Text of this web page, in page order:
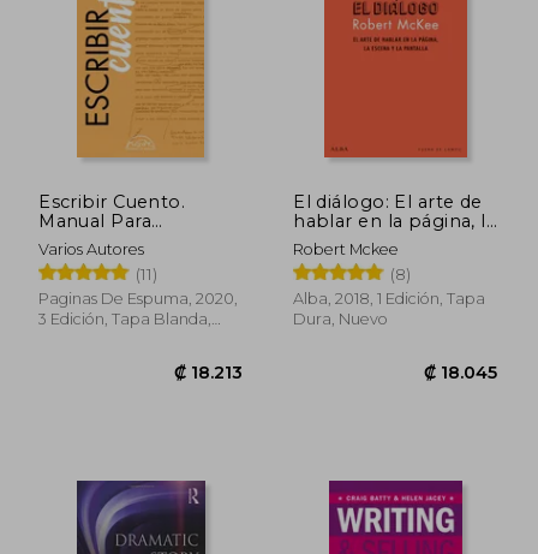
Escribir Cuento.
Manual Para
Cuentistas
Varios Autores
(11)
Paginas De Espuma, 2020,
3 Edición, Tapa Blanda,
El diálogo: El arte de
hablar en la página, la
escena y la pantalla
Robert Mckee
(8)
Alba, 2018, 1 Edición, Tapa
Dura, Nuevo